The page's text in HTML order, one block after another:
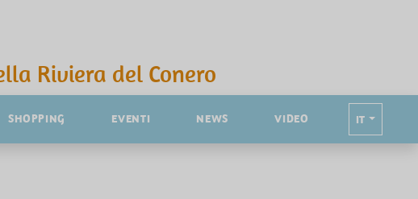
Riviera del Conero
SHOPPING EVENTI NEWS VIDEO IT